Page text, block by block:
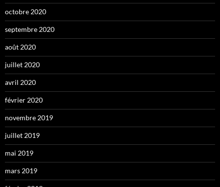
octobre 2020
septembre 2020
août 2020
juillet 2020
avril 2020
février 2020
novembre 2019
juillet 2019
mai 2019
mars 2019